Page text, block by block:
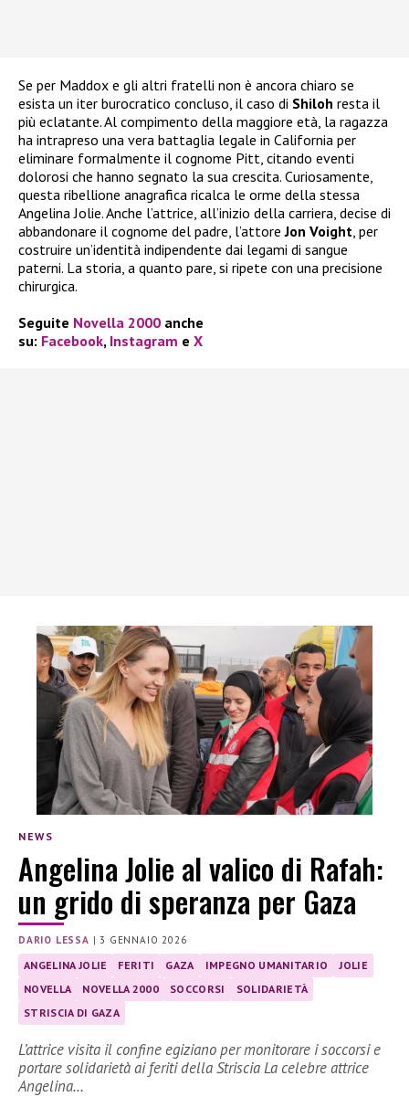
Se per Maddox e gli altri fratelli non è ancora chiaro se
esista un iter burocratico concluso, il caso di Shiloh resta il
più eclatante. Al compimento della maggiore età, la ragazza
ha intrapreso una vera battaglia legale in California per
eliminare formalmente il cognome Pitt, citando eventi
dolorosi che hanno segnato la sua crescita. Curiosamente,
questa ribellione anagrafica ricalca le orme della stessa
Angelina Jolie. Anche l’attrice, all’inizio della carriera, decise di
abbandonare il cognome del padre, l’attoreJon Voight, per
costruire un’identità indipendente dai legami di sangue
paterni. La storia, a quanto pare, si ripete con una precisione
chirurgica.
Seguite Novella 2000 anche
su: Facebook, Instagram e X
NEWS
Angelina Jolie al valico di Rafah:
un grido di speranza per Gaza
DARIO LESSA |3 GENNAIO 2026
ANGELINA JOLIE FERITI GAZA IMPEGNO UMANITARIO
JOLIE
NOVELLA
NOVELLA 2000 SOCCORSI
SOLIDARIETÀ
STRISCIA DI GAZA
L’attrice visita il confine egiziano per monitorare i soccorsi e
portare solidarietà ai feriti della Striscia La celebre attrice
Angelina…